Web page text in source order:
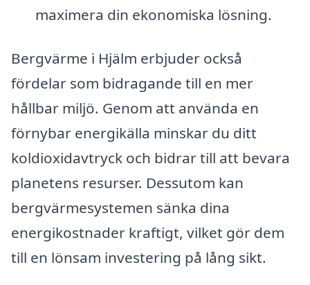
maximera din ekonomiska lösning.
Bergvärme i Hjälm erbjuder också
fördelar som bidragande till en mer
hållbar miljö. Genom att använda en
förnybar energikälla minskar du ditt
koldioxidavtryck och bidrar till att bevara
planetens resurser. Dessutom kan
bergvärmesystemen sänka dina
energikostnader kraftigt, vilket gör dem
till en lönsam investering på lång sikt.